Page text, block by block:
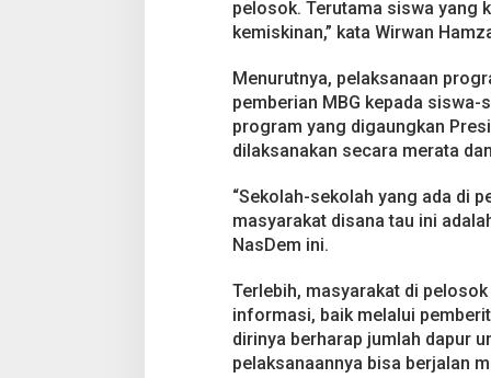
pelosok. Terutama siswa yang
kemiskinan,” kata Wirwan
Menurutnya, pelaksanaan
pemberian MBG kepada
program yang digaungkan
dilaksanakan secara merata
“Sekolah-sekolah yang ada di
masyarakat disana tau ini
NasDem ini.
Terlebih, masyarakat di
informasi, baik melalui
dirinya berharap jumlah dapur
pelaksanaannya bisa berjalan